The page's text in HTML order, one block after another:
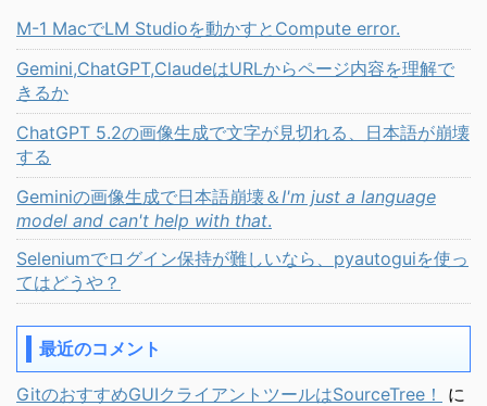
M-1 MacでLM Studioを動かすとCompute error.
Gemini,ChatGPT,ClaudeはURLからページ内容を理解で
きるか
ChatGPT 5.2の画像生成で文字が見切れる、日本語が崩壊
する
Geminiの画像生成で日本語崩壊＆I'm just a language
model and can't help with that.
Seleniumでログイン保持が難しいなら、pyautoguiを使っ
てはどうや？
最近のコメント
GitのおすすめGUIクライアントツールはSourceTree！
に